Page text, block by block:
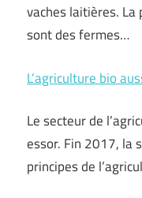
vaches laitières.
sont des fermes…
L’agriculture bio
Le secteur de
essor. Fin 2017, la
principes de